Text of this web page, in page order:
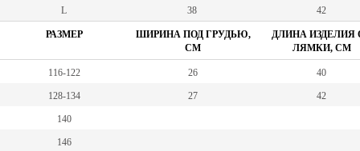
L 38 42
РАЗМЕР
ШИРИНА ПОД ГРУДЬЮ,
СМ
ДЛИНА ИЗДЕЛИЯ
ЛЯМКИ, СМ
116-122 26 40
128-134 27 42
140
146